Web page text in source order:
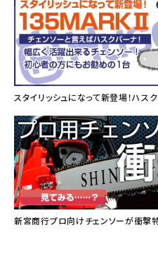
農業機械
農業資材
作業用品
補修部品
レンタル
ブログ
スタイリッシュになって新登場！ハス
新宮商行プロ向けチェンソーが衝撃